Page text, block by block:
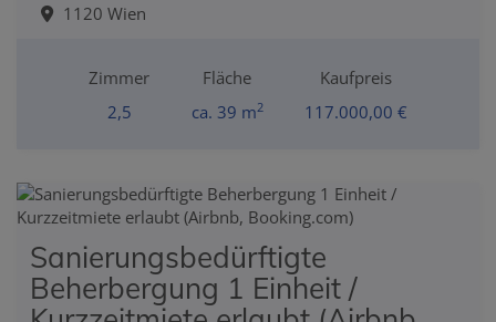
1120 Wien
Zimmer
2,5
Fläche
ca. 39 m2
Kaufpreis
117.000,00 €
Sanierungsbedürftigte
Beherbergung 1 Einheit /